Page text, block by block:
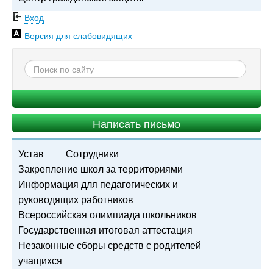
Вход
Версия для слабовидящих
Написать письмо
Устав
Сотрудники
Закрепление школ за территориями
Информация для педагогических и
руководящих работников
Всероссийская олимпиада школьников
Государственная итоговая аттестация
Незаконные сборы средств с родителей
учащихся